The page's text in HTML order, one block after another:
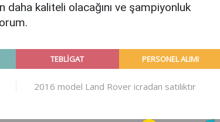
kaliteli olacağını ve şampiyonluk